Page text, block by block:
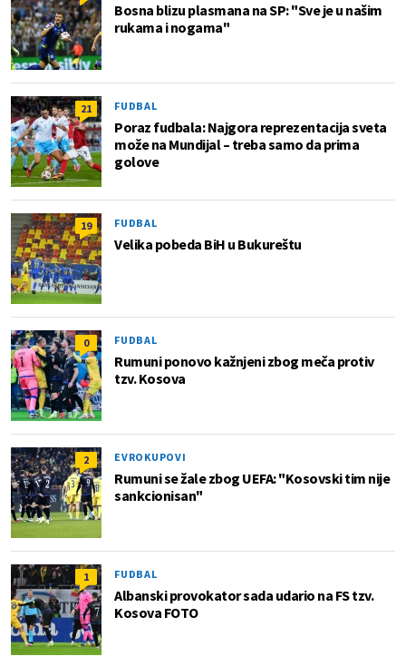
Bosna blizu plasmana na SP: "Sve je u našim
rukama i nogama"
21 FUDBAL
Poraz fudbala: Najgora reprezentacija sveta
može na Mundijal – treba samo da prima
golove
19 FUDBAL
Velika pobeda BiH u Bukureštu
0 FUDBAL
Rumuni ponovo kažnjeni zbog meča protiv
tzv. Kosova
2 EVROKUPOVI
Rumuni se žale zbog UEFA: "Kosovski tim nije
sankcionisan"
1 FUDBAL
Albanski provokator sada udario na FS tzv.
Kosova FOTO